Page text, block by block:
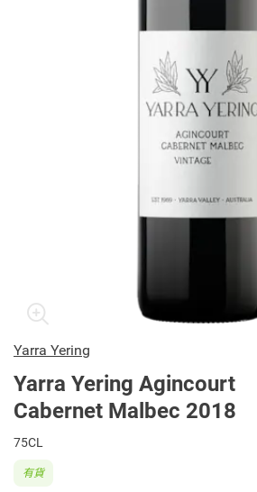
Yarra Yering
Yarra Yering Agincourt
Cabernet Malbec 2018
75CL
有貨